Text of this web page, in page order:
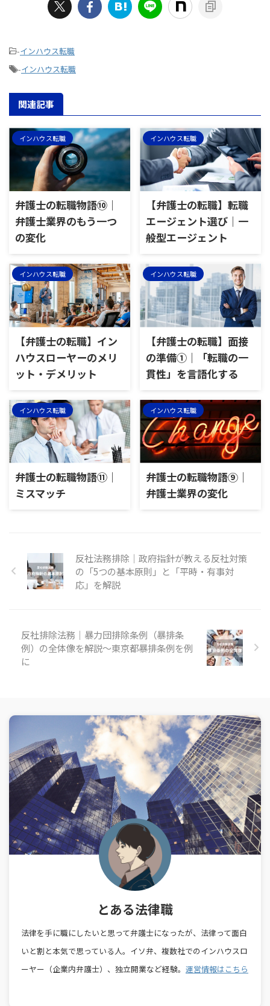
-インハウス転職
-インハウス転職
関連記事
インハウス転職
弁護士の転職物語⑩｜
弁護士業界のもう一つ
の変化
インハウス転職
【弁護士の転職】転職
エージェント選び｜一
般型エージェント
インハウス転職
【弁護士の転職】イン
ハウスローヤーのメリ
ット・デメリット
インハウス転職
【弁護士の転職】面接
の準備①｜「転職の一
貫性」を言語化する
インハウス転職
弁護士の転職物語⑪｜
ミスマッチ
インハウス転職
弁護士の転職物語⑨｜
弁護士業界の変化
反社法務排除｜政府指針が教える反社対策
の「5つの基本原則」と「平時・有事対
応」を解説
反社排除法務｜暴力団排除条例（暴排条
例）の全体像を解説～東京都暴排条例を例
に
とある法律職
法律を手に職にしたいと思って弁護士になったが、法律って面白
いと割と本気で思っている人。イソ弁、複数社でのインハウスロ
ーヤー（企業内弁護士）、独立開業など経験。 運営情報はこちら